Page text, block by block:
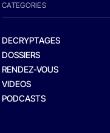
CATEGORIES
DECRYPTAGES
DOSSIERS
RENDEZ-VOUS
VIDEOS
PODCASTS